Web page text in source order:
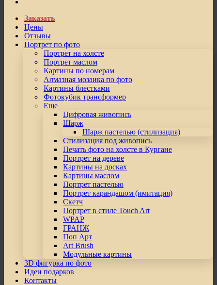
Заказать
Цены
Отзывы
Портрет по фото
Портрет на холсте
Портрет маслом
Картины по номерам
Алмазная мозаика по фото
Картины блестками
Фотокубик трансформер
Еще
Цифровая живопись
Шарж
Шарж пастелью (стилизация)
Стилизация под живопись
Печать фото на холсте в Кургане
Портрет на дереве
Картины на досках
Картины маслом
Портрет пастелью
Портрет карандашом (имитация)
Скетч
Портрет в стиле Touch Art
WPAP
ГРАНЖ
Поп Арт
Art Brush
Модульные картины
3D фигурка по фото
Идеи подарков
Контакты